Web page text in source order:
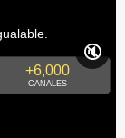
+6,000
CANALES
🔇